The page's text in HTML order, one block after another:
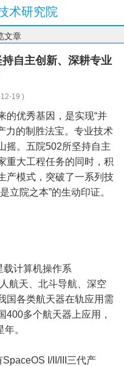
术研究院
文章
自主创新、深耕专业
12-19 )
的优秀基因，是实现“并
力的制胜法宝。专业技术
摇。五院502所坚持自主
重大工程任务的同时，积
产模式，突破了一系列技
立院之本”的生动印证。
载计算机操作系
航天、北斗导航、深空
国各类航天器在轨应用需
400多个航天器上应用，
。
I/II/III三代产